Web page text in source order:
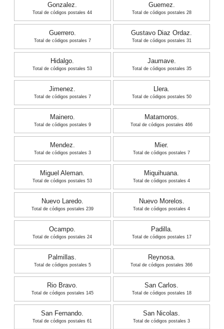
Gonzalez.
Total de códigos postales 44
Guemez.
Total de códigos postales 28
Guerrero.
Total de códigos postales 7
Gustavo Diaz Ordaz.
Total de códigos postales 31
Hidalgo.
Total de códigos postales 53
Jaumave.
Total de códigos postales 35
Jimenez.
Total de códigos postales 7
Llera.
Total de códigos postales 50
Mainero.
Total de códigos postales 9
Matamoros.
Total de códigos postales 466
Mendez.
Total de códigos postales 3
Mier.
Total de códigos postales 7
Miguel Aleman.
Total de códigos postales 53
Miquihuana.
Total de códigos postales 4
Nuevo Laredo.
Total de códigos postales 239
Nuevo Morelos.
Total de códigos postales 4
Ocampo.
Total de códigos postales 24
Padilla.
Total de códigos postales 17
Palmillas.
Total de códigos postales 5
Reynosa.
Total de códigos postales 366
Rio Bravo.
Total de códigos postales 145
San Carlos.
Total de códigos postales 18
San Fernando.
Total de códigos postales 61
San Nicolas.
Total de códigos postales 3